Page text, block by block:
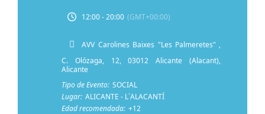
12:00 - 20:00 (GMT+00:00)
AVV Carolines Baixes "Les Palmeretes" ,
C. Olózaga, 12, 03012 Alicante (Alacant),
Alicante
Tipo de Evento: SOCIAL
Lugar: ALICANTE - L´ALACANTÍ
Edad recomendada: +12